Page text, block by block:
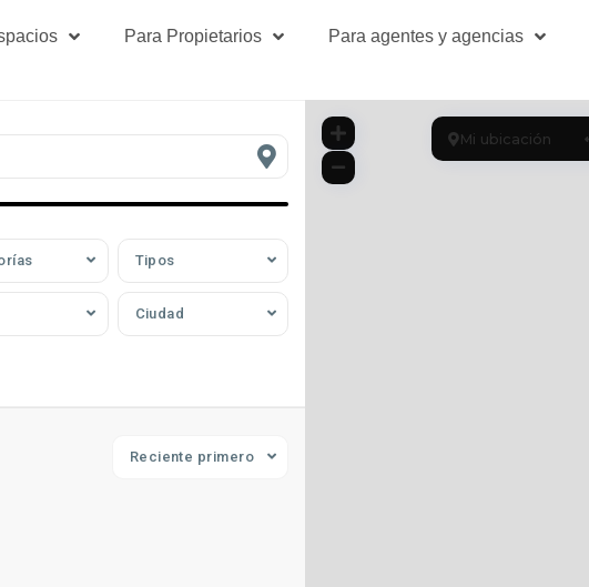
Para Propietarios Para agentes y agencias
Mi ubicación
Tipos
Ciudad
Reciente primero